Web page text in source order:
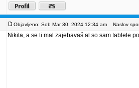
Objavljeno: Sob Mar 30, 2024 12:34 am Naslov
Nikita, a se ti mal zajebavaš al so sam tablete